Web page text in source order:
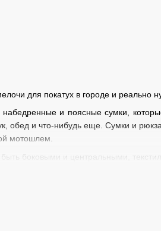
для покатух в городе и реально
набедренные и поясные сумки,
обед и что-нибудь еще. Сумки и
мотошлем.
боковыми и центральными,